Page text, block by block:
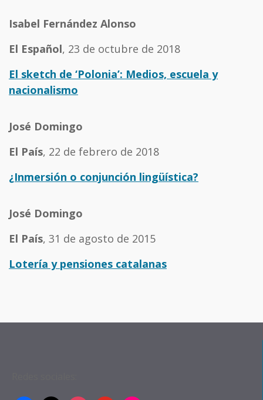
Isabel Fernández Alonso
El Español, 23 de octubre de 2018
El sketch de ‘Polonia’: Medios, escuela y
nacionalismo
José Domingo
El País, 22 de febrero de 2018
¿Inmersión o conjunción lingüística?
José Domingo
El País, 31 de agosto de 2015
Lotería y pensiones catalanas